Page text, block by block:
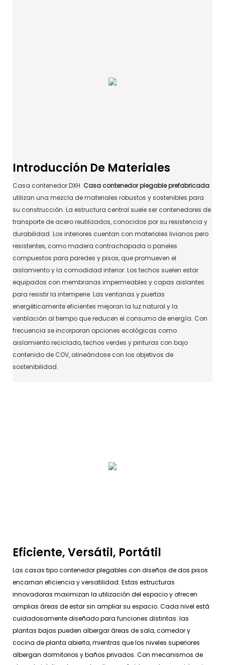
Introducción De Materiales
Casa contenedor DXH Casa contenedor plegable prefabricada
utilizan una mezcla de materiales robustos y sostenibles para
su construcción. La estructura central suele ser contenedores de
transporte de acero reutilizados, conocidos por su resistencia y
durabilidad. Los interiores cuentan con materiales livianos pero
resistentes, como madera contrachapada o paneles
compuestos para paredes y pisos, que promueven el
aislamiento y la comodidad interior. Los techos suelen estar
equipados con membranas impermeables y capas aislantes
para resistir la intemperie. Las ventanas y puertas
energéticamente eficientes mejoran la luz natural y la
ventilación al tiempo que reducen el consumo de energía. Con
frecuencia se incorporan opciones ecológicas como
aislamiento reciclado, techos verdes y pinturas con bajo
contenido de COV, alineándose con los objetivos de
sostenibilidad.
Eficiente, Versátil, Portátil
Las casas tipo contenedor plegables con diseños de dos pisos
encarnan eficiencia y versatilidad. Estas estructuras
innovadoras maximizan la utilización del espacio y ofrecen
amplias áreas de estar sin ampliar su espacio. Cada nivel está
cuidadosamente diseñado para funciones distintas: las
plantas bajas pueden albergar áreas de sala, comedor y
cocina de planta abierta, mientras que los niveles superiores
albergan dormitorios y baños privados. Con mecanismos de